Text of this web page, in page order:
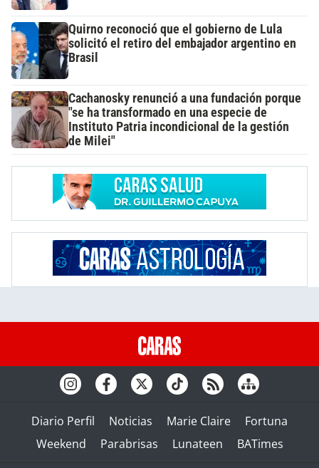
Quirno reconoció que el gobierno de Lula
solicitó el retiro del embajador argentino en
Brasil
Cachanosky renunció a una fundación porque
"se ha transformado en una especie de
Instituto Patria incondicional de la gestión
de Milei"
Diario Perfil Noticias Marie Claire
Fortuna
Weekend
Parabrisas Lunateen BATimes